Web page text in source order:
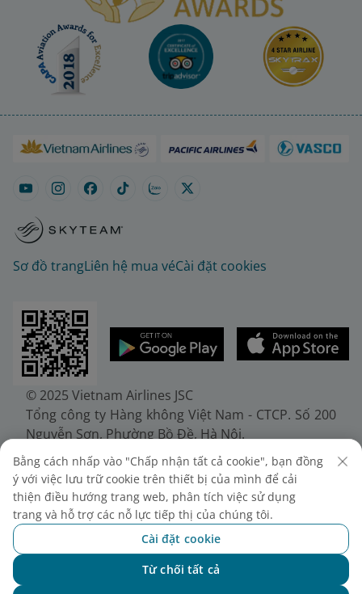
Sơ đồ trangLiên hệ mua véCài đặt cookies
© 2025 Vietnam Airlines JSC
Tổng công ty Hàng không Việt Nam - CTCP. Số 200
Nguyễn Sơn, Phường Bồ Đề, Hà Nội.
Điện thoại: (+84-24) 38272289. Fax: (+84-24)
38722375
Giấy chứng nhận đăng ký doanh nghiệp, mã số
doanh nghiệp 0100107518, đăng ký lần đầu ngày
30/6/2010, đăng ký thay đổi lần thứ 10 ngày
24/7/2025, cấp bởi Sở Tài chính Thành phố Hà Nội.
Bằng cách nhấp vào "Chấp nhận tất cả cookie", bạn đồng
ý với việc lưu trữ cookie trên thiết bị của mình để cải
thiện điều hướng trang web, phân tích việc sử dụng
trang và hỗ trợ các nỗ lực tiếp thị của chúng tôi.
Cài đặt cookie
Từ chối tất cả